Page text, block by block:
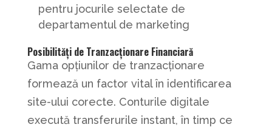
pentru jocurile selectate de
departamentul de marketing
Posibilități de Tranzacționare Financiară
Gama opțiunilor de tranzacționare
formează un factor vital în identificarea
site-ului corecte. Conturile digitale
execută transferurile instant, în timp ce